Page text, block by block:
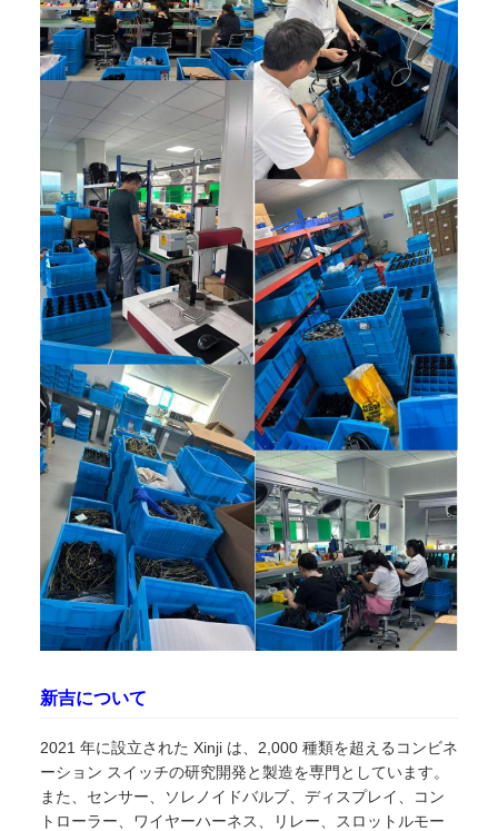
新吉について
2021 年に設立された Xinji は、2,000 種類を超えるコンビネ
ーション スイッチの研究開発と製造を専門としています。
また、センサー、ソレノイドバルブ、ディスプレイ、コン
トローラー、ワイヤーハーネス、リレー、スロットルモー